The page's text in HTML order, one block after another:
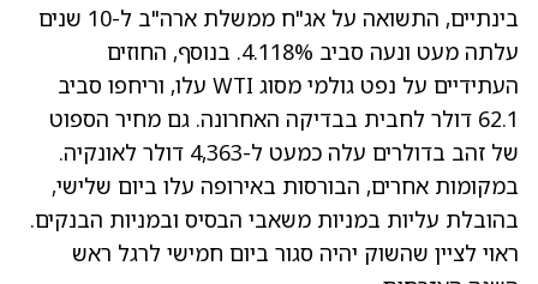
בינתיים, התשואה על אג"ח ממשלת ארה"ב ל-10 שנים
עלתה מעט ונעה סביב 4.118%. בנוסף, החוזים
העתידיים על נפט גולמי מסוג WTI עלו, וריחפו סביב
62.1 דולר לחבית בבדיקה האחרונה. גם מחיר הספוט
של זהב בדולרים עלה כמעט ל-4,363 דולר לאונקיה.
במקומות אחרים, הבורסות באירופה עלו ביום שלישי,
בהובלת עליות במניות משאבי הבסיס ובמניות הבנקים.
ראוי לציין שהשוק יהיה סגור ביום חמישי לרגל ראש